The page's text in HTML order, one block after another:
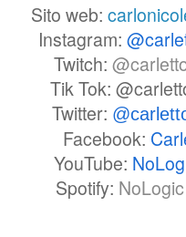
Sito web:
Instagram:
Twitch:
Tik Tok:
Twitter:
Facebook:
YouTube:
Spotify: